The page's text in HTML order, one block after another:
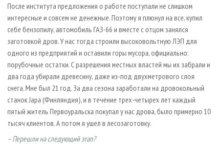
После института предложения о работе поступали не слишком
интересные и совсем не денежные. Поэтому я плюнул на все, купил
себе бензопилу, автомобиль ГАЗ-66 и вместе с отцом занялся
заготовкой дров. У нас тогда строили высоковольтную ЛЭП для
одного из предприятий и оставили горы мусора, официально:
порубочные остатки. С разрешения местных властей мы их забрали и
два года убирали древесину, даже из-под двухметрового слоя
снега. Мне был 21 год. За два сезона заработали на дровокольный
станок Japa (Финляндия), и в течение трех-четырех лет каждый
пятый житель Первоуральска покупал у нас дрова, было примерно 10
тысяч клиентов. А потом я ушел в лесозаготовку.
– Перешли на следующий этап?